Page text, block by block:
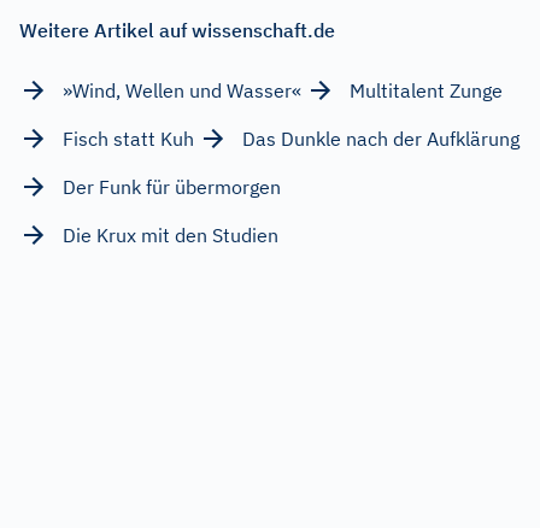
Weitere Artikel auf wissenschaft.de
»Wind, Wellen und Wasser«
Multitalent Zunge
Fisch statt Kuh
Das Dunkle nach der Aufklärung
Der Funk für übermorgen
Die Krux mit den Studien